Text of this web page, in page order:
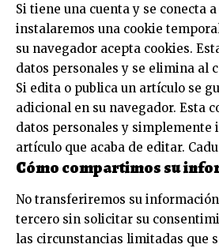
Si tiene una cuenta y se conecta
instalaremos una cookie
su navegador acepta cookies.
datos personales y se elimina al
Si edita o publica un artículo se
adicional en su navegador. Esta
datos personales y simplemente
artículo que acaba de editar.
Cómo compartimos su
No transferiremos su
tercero sin solicitar su
las circunstancias limitadas que